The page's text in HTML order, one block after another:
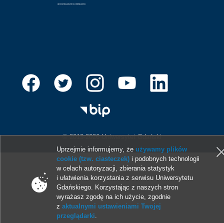
© 2013-2026 Uniwersytet Gdański
Uprzejmie informujemy, że używamy plików
cookie (tzw. ciasteczek) i podobnych technologii
w celach autoryzacji, zbierania statystyk
i ułatwienia korzystania z serwisu Uniwersytetu
Gdańskiego. Korzystając z naszych stron
wyrażasz zgodę na ich użycie, zgodnie
zaktualnymi ustawieniami Twojej
przeglądarki.